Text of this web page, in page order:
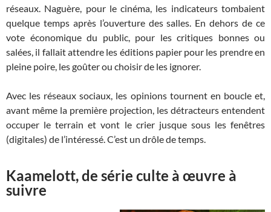
réseaux. Naguère, pour le cinéma, les indicateurs tombaient
quelque temps après l’ouverture des salles. En dehors de ce
vote économique du public, pour les critiques bonnes ou
salées, il fallait attendre les éditions papier pour les prendre en
pleine poire, les goûter ou choisir de les ignorer.
Avec les réseaux sociaux, les opinions tournent en boucle et,
avant même la première projection, les détracteurs entendent
occuper le terrain et vont le crier jusque sous les fenêtres
(digitales) de l’intéressé. C’est un drôle de temps.
Kaamelott, de série culte à œuvre à
suivre